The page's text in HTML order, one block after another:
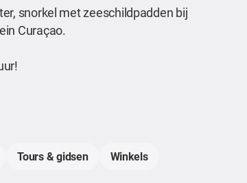
snorkel met zeeschildpadden bij
Curaçao.
Tours & gidsen Winkels